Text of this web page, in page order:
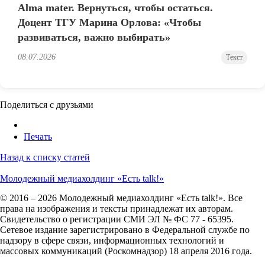
Alma mater. Вернуться, чтобы остаться.
Доцент ТГУ Марина Орлова: «Чтобы
развиваться, важно выбирать»
08.07.2026 Текст
Поделиться с друзьями
Печать
Назад к списку статей
Молодежный медиахолдинг «Есть talk!»
© 2016 – 2026 Молодежный медиахолдинг «Есть talk!». Все
права на изображения и тексты принадлежат их авторам.
Свидетельство о регистрации СМИ ЭЛ № ФС 77 - 65395.
Сетевое издание зарегистрировано в Федеральной службе по
надзору в сфере связи, информационных технологий и
массовых коммуникаций (Роскомнадзор) 18 апреля 2016 года.